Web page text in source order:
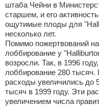
штаба Чейни в
старшем, и его
ощутимые плоды для
несколько лет.
Помимо пожертвований
лоббирование у
возросли. Так, в 1996
лоббирование 280
расходы увеличились до
тысяч в 1999 году. Эти
увеличением числа